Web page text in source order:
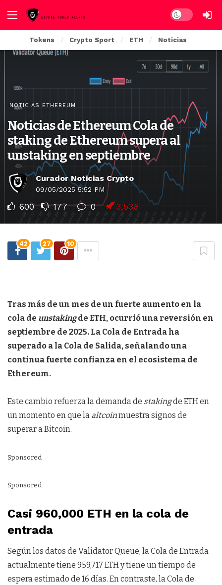
Dark mode
Tokens Crypto Sport ETH Noticias
NOTICIAS ETHEREUM
Noticias de Ethereum Cola de
staking de Ethereum supera al
unstaking en septiembre
Curador Noticias Crypto
09/05/2025 5:52 PM
600 177 0 3,538
42 27 10
Tras más de un mes de un fuerte aumento en la
cola de unstakingde ETH, ocurrió una reversión en
septiembre de 2025. La Cola de Entrada ha
superado a la Cola de Salida, señalando una
continua fuerte confianza en el ecosistema de
Ethereum.
Este cambio refuerza la demanda de stakingde ETH en
un momento en que la altcoinmuestra signos de
superar a Bitcoin.
Sponsored
Sponsored
Casi 960,000 ETH en la cola de
entrada
Según los datos de Validator Queue, la Cola de Entrada
actualmente tiene 959,717 ETH y tiene un tiempo de
espera estimado de 16 días. En contraste, la Cola de